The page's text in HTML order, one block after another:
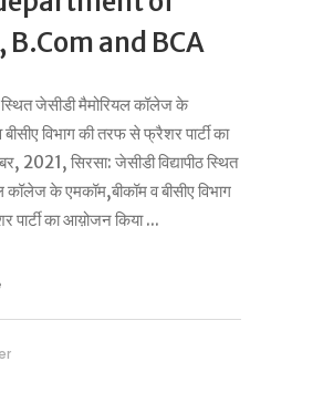
B.Com and BCA
स्थित जेसीडी मैमोरियल कॉलेज के
विभाग की तरफ से फ्रैशर पार्टी का
2021, सिरसा: जेसीडी विद्यापीठ स्थित
कॉलेज के एमकॉम,बीकॉम व बीसीए विभाग
का आय़ोजन किया